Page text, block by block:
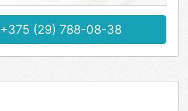
+375 (29) 788-08-38